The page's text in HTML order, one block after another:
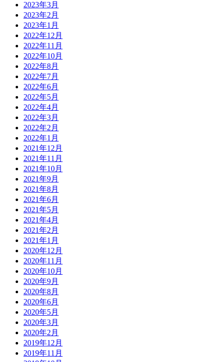
2023年3月
2023年2月
2023年1月
2022年12月
2022年11月
2022年10月
2022年8月
2022年7月
2022年6月
2022年5月
2022年4月
2022年3月
2022年2月
2022年1月
2021年12月
2021年11月
2021年10月
2021年9月
2021年8月
2021年6月
2021年5月
2021年4月
2021年2月
2021年1月
2020年12月
2020年11月
2020年10月
2020年9月
2020年8月
2020年6月
2020年5月
2020年3月
2020年2月
2019年12月
2019年11月